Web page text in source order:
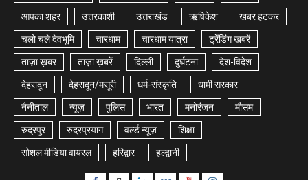
आपका शहर उत्तरकाशी उत्तराखंड ऋषिकेश खबर हटकर
चलो चले देवभूमि चारधाम चारधाम यात्रा ट्रेंडिंग खबरें
ताज़ा ख़बर ताज़ा ख़बरें दिल्ली दुर्घटना देश-विदेश
देहरादून देहरादून/मसूरी धर्म-संस्कृति धामी सरकार
नैनीताल न्यूज़ पुलिस भारत मनोरंजन मौसम
रुद्रपुर रुद्रप्रयाग वर्ल्ड न्यूज़ शिक्षा
सोशल मीडिया वायरल हरिद्वार हल्द्वानी